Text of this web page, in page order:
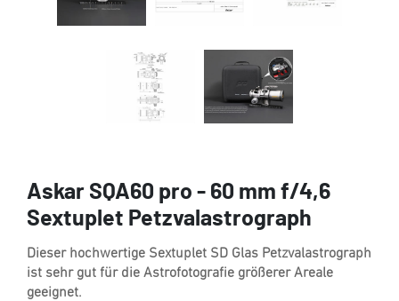
Askar SQA60 pro - 60 mm f/4,6
Sextuplet Petzvalastrograph
Dieser hochwertige Sextuplet SD Glas Petzvalastrograph
ist sehr gut für die Astrofotografie größerer Areale
geeignet.